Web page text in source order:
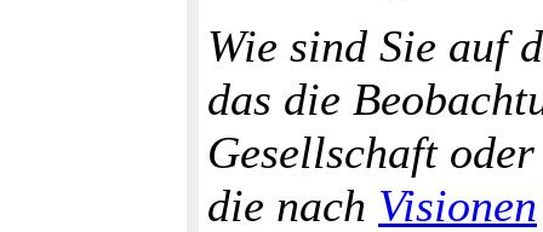
Wie sind Sie auf
das die
Gesellschaft
die nach Visionen